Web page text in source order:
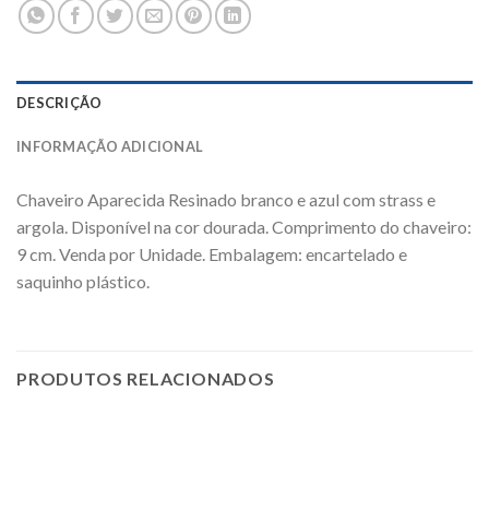
DESCRIÇÃO
INFORMAÇÃO ADICIONAL
Chaveiro Aparecida Resinado branco e azul com strass e
argola. Disponível na cor dourada. Comprimento do chaveiro:
9 cm. Venda por Unidade. Embalagem: encartelado e
saquinho plástico.
PRODUTOS RELACIONADOS